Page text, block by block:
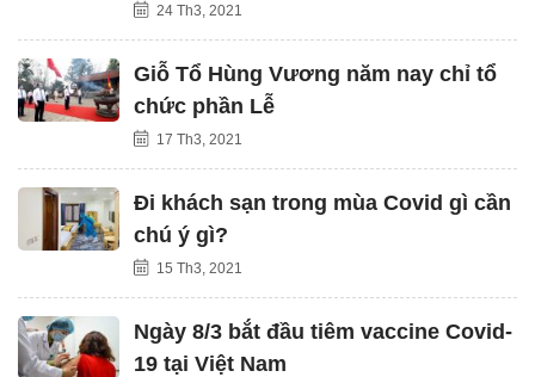
24 Th3, 2021
Giỗ Tổ Hùng Vương năm nay chỉ tổ
chức phần Lễ
17 Th3, 2021
Đi khách sạn trong mùa Covid gì cần
chú ý gì?
15 Th3, 2021
Ngày 8/3 bắt đầu tiêm vaccine Covid-
19 tại Việt Nam